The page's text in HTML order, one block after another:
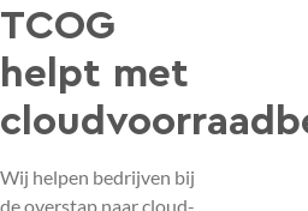
TCOG
helpt met
Wij helpen bedrijven bij
de overstap naar cloud-